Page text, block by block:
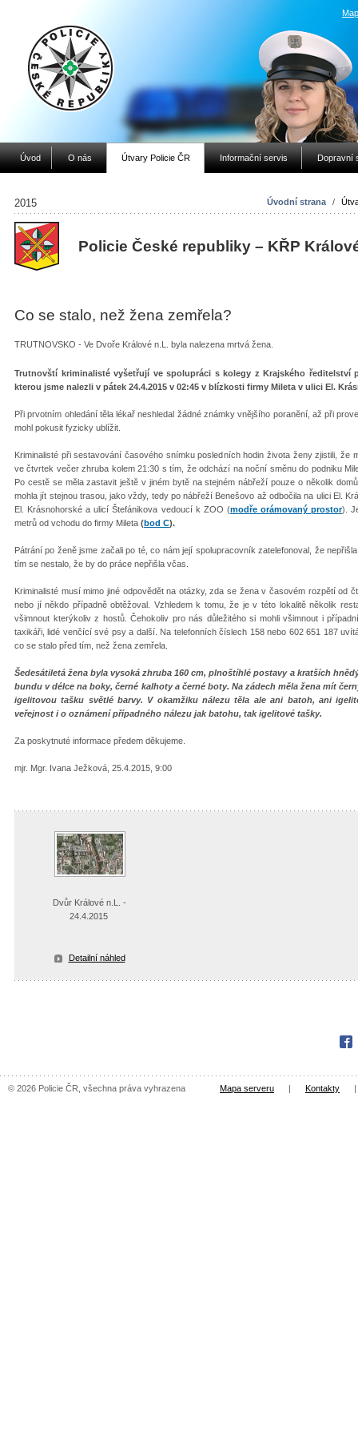
Úvod O nás Útvary Policie ČR Informační servis Dopravní
Úvodní strana /
2015
Policie České republiky – KŘP
Co se stalo, než žena zemřela?
TRUTNOVSKO - Ve Dvoře Králové n.L. byla nalezena mrtvá žena.
Trutnovští kriminalisté vyšetřují ve spolupráci s kolegy z Krajského ředitelství
kterou jsme nalezli v pátek 24.4.2015 v 02:45 v blízkosti firmy Mileta v ulici El.
Při prvotním ohledání těla lékař neshledal žádné známky vnějšího poranění, až při
mohl pokusit fyzicky ublížit.
Kriminalisté při sestavování časového snímku posledních hodin života ženy zjistili,
ve čtvrtek večer zhruba kolem 21:30 s tím, že odchází na noční směnu do podniku
Po cestě se měla zastavit ještě v jiném bytě na stejném nábřeží pouze o několik
mohla jít stejnou trasou, jako vždy, tedy po nábřeží Benešovo až odbočila na ulici El.
El. Krásnohorské a ulicí Štefánikova vedoucí k ZOO (modře orámovaný prostor).
metrů od vchodu do firmy Mileta (bod C).
Pátrání po ženě jsme začali po té, co nám její spolupracovník zatelefonoval, že
tím se nestalo, že by do práce nepřišla včas.
Kriminalisté musí mimo jiné odpovědět na otázky, zda se žena v časovém rozpětí od
nebo jí někdo případně obtěžoval. Vzhledem k tomu, že je v této lokalitě několik
všimnout kterýkoliv z hostů. Čehokoliv pro nás důležitého si mohli všimnout i
taxikáři, lidé venčící své psy a další. Na telefonních číslech 158 nebo 602 651 187
co se stalo před tím, než žena zemřela.
Šedesátiletá žena byla vysoká zhruba 160 cm, plnoštíhlé postavy a kratších
bundu v délce na boky, černé kalhoty a černé boty. Na zádech měla žena mít
igelitovou tašku světlé barvy. V okamžiku nálezu těla ale ani batoh, ani
veřejnost i o oznámení případného nálezu jak batohu, tak igelitové tašky.
Za poskytnuté informace předem děkujeme.
mjr. Mgr. Ivana Ježková, 25.4.2015, 9:00
Dvůr Králové n.L. -
24.4.2015
Detailní náhled
© 2026 Policie ČR, všechna práva vyhrazena Mapa serveru Kontakty